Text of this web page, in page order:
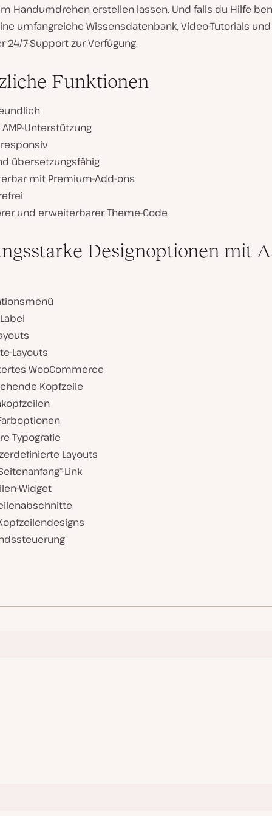
Handumdrehen erstellen lassen. Und falls du Hilfe
umfangreiche Wissensdatenbank, Video-Tutorials
24/7-Support zur Verfügung.
Funktionen
Unterstützung
responsiv
übersetzungsfähig
mit Premium-Add-ons
und erweiterbarer Theme-Code
Designoptionen mit
Layouts
WooCommerce
Kopfzeile
Typografie
Layouts
Link
Widget